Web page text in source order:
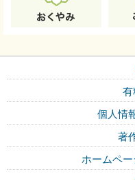
有
個人情
著
ホームペ